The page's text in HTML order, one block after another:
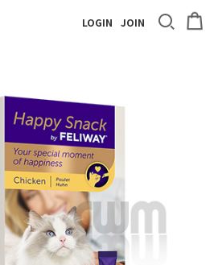
LOGIN JOIN